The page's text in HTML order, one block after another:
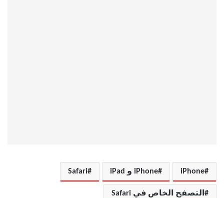
iPhone iPhone و iPad Safari
التصفح الخاص في Safari